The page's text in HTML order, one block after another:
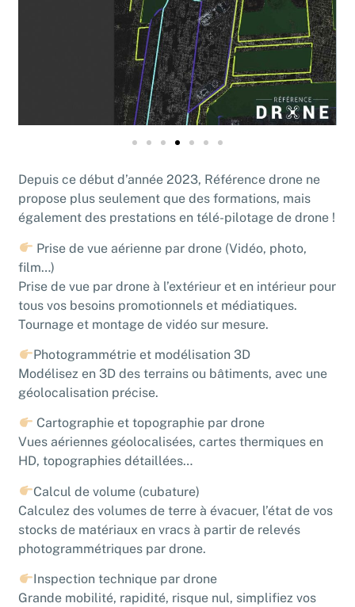
Depuis ce début d’année 2023, Référence drone ne
propose plus seulement que des formations, mais
également des prestations en télé-pilotage de drone !
Prise de vue aérienne par drone (Vidéo, photo,
film…)
Prise de vue par drone à l’extérieur et en intérieur pour
tous vos besoins promotionnels et médiatiques.
Tournage et montage de vidéo sur mesure.
Photogrammétrie et modélisation 3D
Modélisez en 3D des terrains ou bâtiments, avec une
géolocalisation précise.
Cartographie et topographie par drone
Vues aériennes géolocalisées, cartes thermiques en
HD, topographies détaillées…
Calcul de volume (cubature)
Calculez des volumes de terre à évacuer, l’état de vos
stocks de matériaux en vracs à partir de relevés
photogrammétriques par drone.
Inspection technique par drone
Grande mobilité, rapidité, risque nul, simplifiez vos